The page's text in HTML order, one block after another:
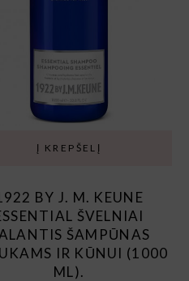
Į KREPŠELĮ
BY J. M. KEUNE
ŠVELNIAI
ŠAMPŪNAS
IR KŪNUI (1000
ML).